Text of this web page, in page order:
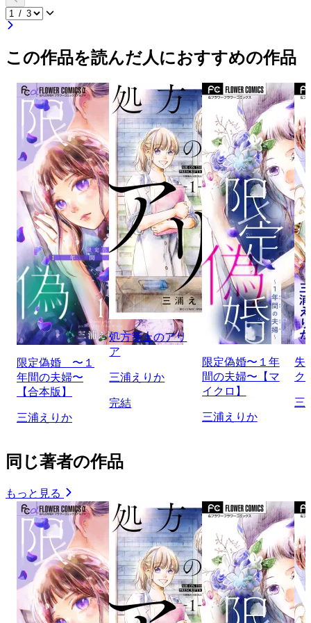
この作品を読んだ人におすすめの作品
限定偽婚 〜１
年間の夫婦〜
【合本版】
三浦えりか
処方箋上のアリ
ア
三浦えりか
完結
限定偽婚〜１年
間の夫婦〜【マ
イクロ】
三浦えりか
失
ク
三
同じ著者の作品
もっと見る